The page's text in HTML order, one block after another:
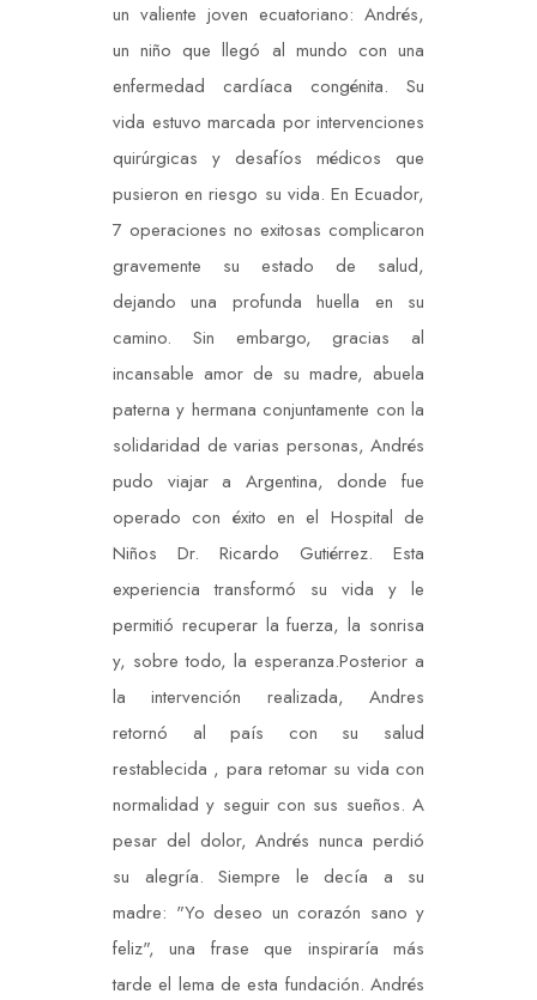
un valiente joven ecuatoriano: Andrés,
un niño que llegó al mundo con una
enfermedad cardíaca congénita. Su
vida estuvo marcada por intervenciones
quirúrgicas y desafíos médicos que
pusieron en riesgo su vida. En Ecuador,
7 operaciones no exitosas complicaron
gravemente su estado de salud,
dejando una profunda huella en su
camino. Sin embargo, gracias al
incansable amor de su madre, abuela
paterna y hermana conjuntamente con la
solidaridad de varias personas, Andrés
pudo viajar a Argentina, donde fue
operado con éxito en el Hospital de
Niños Dr. Ricardo Gutiérrez. Esta
experiencia transformó su vida y le
permitió recuperar la fuerza, la sonrisa
y, sobre todo, la esperanza.Posterior a
la intervención realizada, Andres
retornó al país con su salud
restablecida , para retomar su vida con
normalidad y seguir con sus sueños. A
pesar del dolor, Andrés nunca perdió
su alegría. Siempre le decía a su
madre: "Yo deseo un corazón sano y
feliz", una frase que inspiraría más
tarde el lema de esta fundación. Andrés